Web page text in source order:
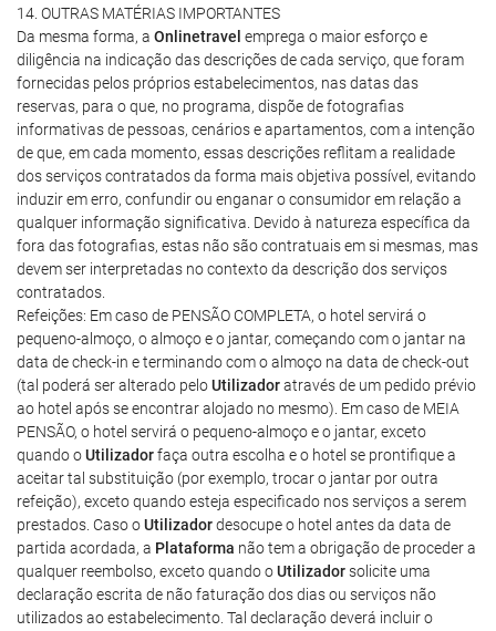
14. OUTRAS MATÉRIAS IMPORTANTES
Da mesma forma, a Onlinetravel emprega o maior esforço e
diligência na indicação das descrições de cada serviço, que foram
fornecidas pelos próprios estabelecimentos, nas datas das
reservas, para o que, no programa, dispõe de fotografias
informativas de pessoas, cenários e apartamentos, com a intenção
de que, em cada momento, essas descrições reflitam a realidade
dos serviços contratados da forma mais objetiva possível, evitando
induzir em erro, confundir ou enganar o consumidor em relação a
qualquer informação significativa. Devido à natureza específica da
fora das fotografias, estas não são contratuais em si mesmas, mas
devem ser interpretadas no contexto da descrição dos serviços
contratados.
Refeições: Em caso de PENSÃO COMPLETA, o hotel servirá o
pequeno-almoço, o almoço e o jantar, começando com o jantar na
data de check-in e terminando com o almoço na data de check-out
(tal poderá ser alterado peloUtilizadoratravés de um pedido prévio
ao hotel após se encontrar alojado no mesmo). Em caso de MEIA
PENSÃO, o hotel servirá o pequeno-almoço e o jantar, exceto
quando oUtilizadorfaça outra escolha e o hotel se prontifique a
aceitar tal substituição (por exemplo, trocar o jantar por outra
refeição), exceto quando esteja especificado nos serviços a serem
prestados. Caso oUtilizadordesocupe o hotel antes da data de
partida acordada, a Plataforma não tem a obrigação de proceder a
qualquer reembolso, exceto quando oUtilizadorsolicite uma
declaração escrita de não faturação dos dias ou serviços não
utilizados ao estabelecimento. Tal declaração deverá incluir o